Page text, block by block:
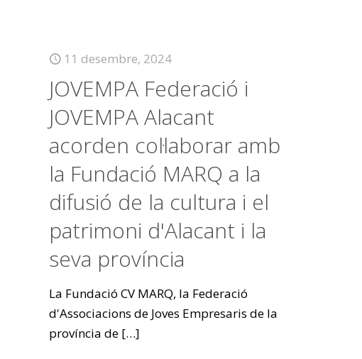
11 desembre, 2024
JOVEMPA Federació i
JOVEMPA Alacant
acorden col·laborar amb
la Fundació MARQ a la
difusió de la cultura i el
patrimoni d'Alacant i la
seva província
La Fundació CV MARQ, la Federació
d'Associacions de Joves Empresaris de la
província de […]